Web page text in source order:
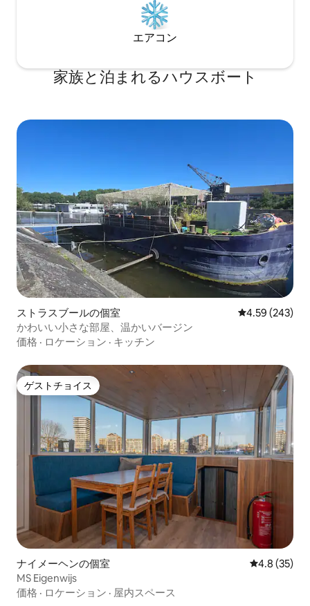
エアコン
家族と泊まれるハウスボート
ストラスブールの個室 レビュー243
4.59 (243)
かわいい小さな部屋、温かいバージン
価格 · ロケーション · キッチン
ゲストチョイス
ゲストチョイス
ナイメーヘンの個室 レビュー35
4.8 (35)
MS Eigenwijs
価格 · ロケーション · 屋内スペース